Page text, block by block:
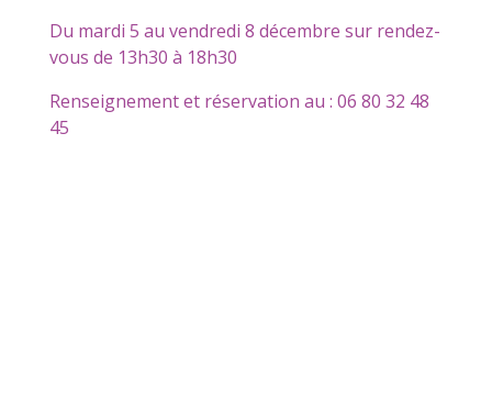
Du mardi 5 au vendredi 8 décembre sur rendez-
vous de 13h30 à 18h30
Renseignement et réservation au : 06 80 32 48
45